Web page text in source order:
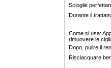
Scioglie
Durante il
Come si usa:
rimuovere le
Dopo, pulire il
Risciacquare